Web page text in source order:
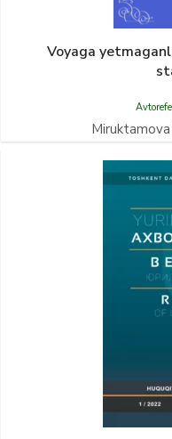
Voyaga